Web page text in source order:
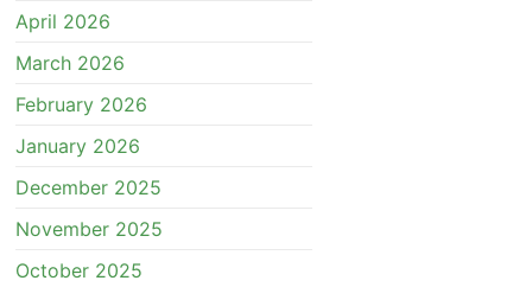
April 2026
March 2026
February 2026
January 2026
December 2025
November 2025
October 2025